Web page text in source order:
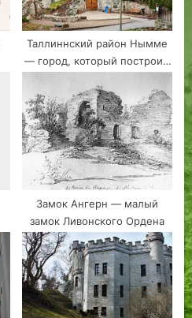
Таллиннский район Нымме
— город, который построил
Замок Ангерн — малый
замок Ливонского Ордена